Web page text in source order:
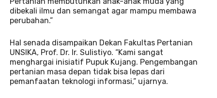
dibekali ilmu dan semangat agar mampu membawa
perubahan.”
Hal senada disampaikan Dekan Fakultas Pertanian
UNSIKA, Prof. Dr. Ir. Sulistiyo. “Kami sangat
menghargai inisiatif Pupuk Kujang. Pengembangan
pertanian masa depan tidak bisa lepas dari
pemanfaatan teknologi informasi,” ujarnya.